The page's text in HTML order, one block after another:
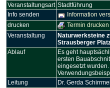
Veranstaltungsart Stadtführung
Info senden
Information
drucken
Termin drucken
Veranstaltung
Naturwerksteine
Strausberger
Ablauf
Es geht
ersten
eingesetzt
Leitung
Dr. Gerda